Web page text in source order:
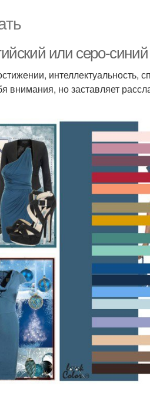
или серо-синий
интеллектуальность,
внимания, но заставляет